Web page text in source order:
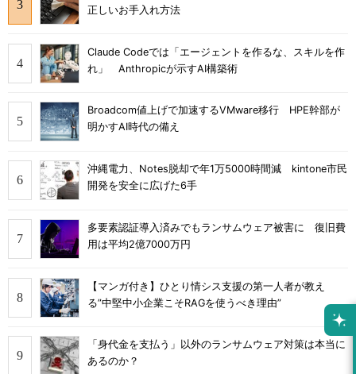
正しいお手入れ方法
Claude Codeでは「エージェントを作るな、スキルを作
れ」 Anthropicが示すAI構築術
Broadcom値上げで加速するVMware移行 HPE幹部が
明かすAI時代の備え
沖縄電力、Notes脱却で年1万5000時間減 kintone市民
開発を安全に広げた6手
多要素認証導入済みでもランサムウェア被害に 復旧費
用は平均2億7000万円
【マンガ付き】ひとり情シス支援の第一人者が教え
る”中堅中小企業こそRAGを使うべき理由”
「身代金を支払う」以外のランサムウェア対策は本当に
あるのか？